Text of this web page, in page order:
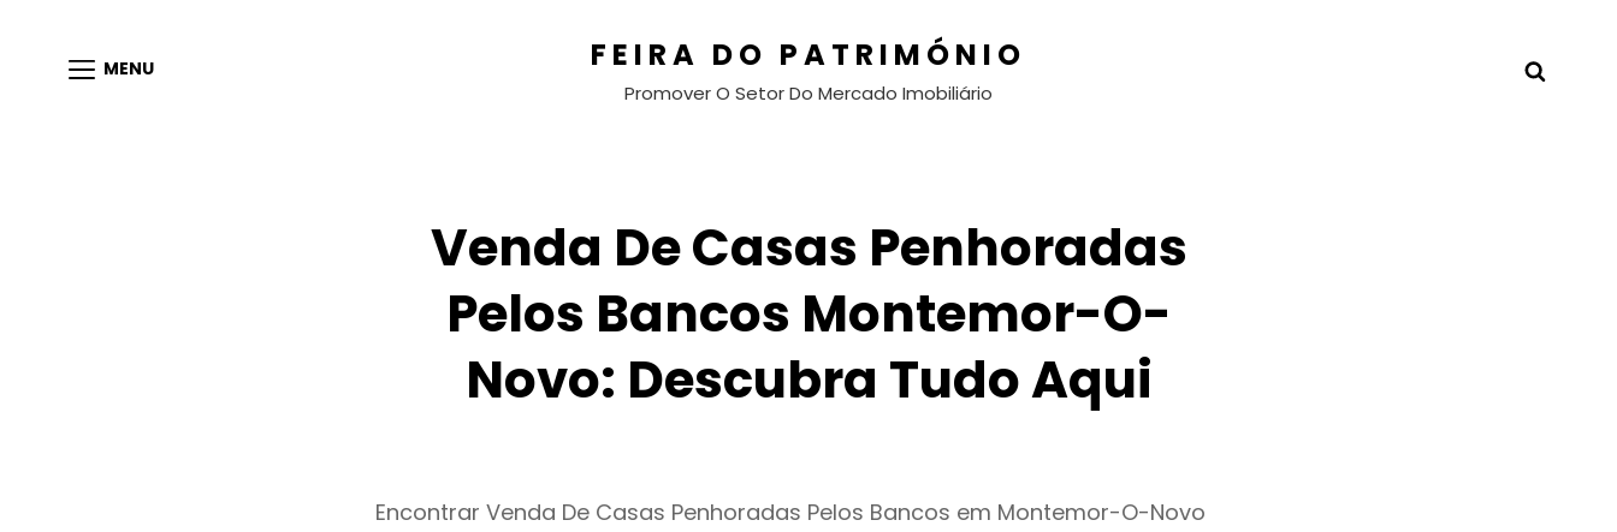
MENU FEIRA DO PATRIMÓNIO
Promover O Setor Do Mercado Imobiliário
Venda De Casas Penhoradas
Pelos Bancos Montemor-O-
Novo: Descubra Tudo Aqui
Encontrar Venda De Casas Penhoradas Pelos Bancos em Montemor-O-Novo